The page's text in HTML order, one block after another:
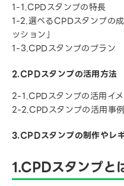
1-1.CPDスタンプの特長
1-2.選べるCPDスタンプの
ッション」
1-3.CPDスタンプのプラン
2.CPDスタンプの活用方法
2-1.CPDスタンプの活用イ
2-2.CPDスタンプの活用事例
3.CPDスタンプの制作やレ
1.CPDスタンプと